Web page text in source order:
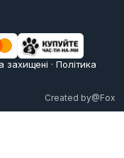
захищені · Політика
Created by@Fox